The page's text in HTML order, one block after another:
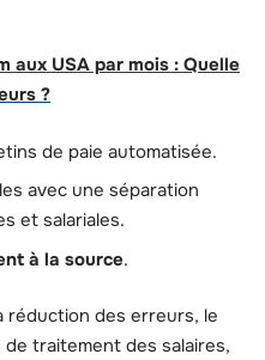
aux USA par mois : Quelle
?
de paie automatisée.
avec une séparation
et salariales.
à la source.
réduction des erreurs, le
de traitement des salaires,